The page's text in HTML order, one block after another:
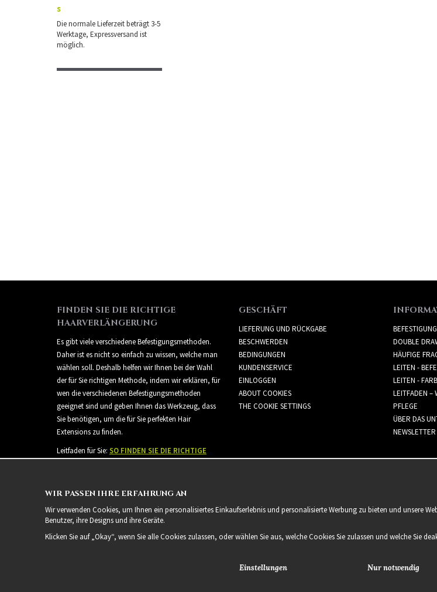
s
Die normale Lieferzeit beträgt 3-5
Werktage, Expressversand ist
möglich.
FINDEN SIE DIE RICHTIGE
HAARVERLÄNGERUNG
Es gibt viele verschiedene Befestigungsmethoden.
Daher ist es nicht so einfach zu wissen, welche man
wählen soll. Deshalb helfen wir Ihnen bei der Wahl
der für Sie richtigen Methode, indem wir erklären, für
wen die verschiedenen Befestigungsmethoden
geeignet sind und geben Ihnen das Werkzeug, dass
Sie benötigen, um die für Sie perfekten Hair
Extensions zu finden.
Leitfaden für Sie: SO FINDEN SIE DIE RICHTIGE
GESCHÄFT
LIEFERUNG UND RÜCKGABE
BESCHWERDEN
BEDINGUNGEN
KUNDENSERVICE
EINLOGGEN
ABOUT COOKIES
THE COOKIE SETTINGS
DOUBLE
HÄUFIGE
LEITEN -
LEITEN -
LEITFADEN –
PFLEGE
ÜBER DAS
NEWSLETTER
2021 Delightful Hair
WIR PASSEN IHRE ERFAHRUNG AN
Wir verwenden Cookies, um Ihnen ein personalisiertes Einkaufserlebnis und personalisierte Werbung zu bieten und unsere
Benutzer, ihre Designs und ihre Geräte.
Klicken Sie auf „Okay“, wenn Sie alle Cookies zulassen, oder wählen Sie aus, welche Cookies Sie zulassen und welche Sie
Einstellungen Nur notwendig